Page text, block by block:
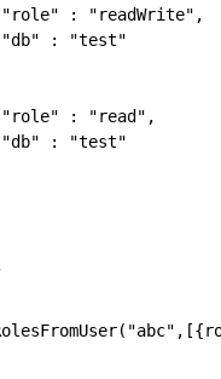
"role"
: "readWrite" ,
"db"
:
"test"
"role"
: "read" ,
"db"
:
"test"
( "abc" , [